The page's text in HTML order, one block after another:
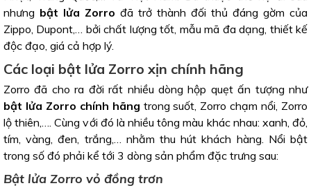
nhưng bật lửa Zorro đã trở thành đối thủ đáng gờm của
Zippo, Dupont,… bởi chất lượng tốt, mẫu mã đa dạng, thiết kế
độc đạo, giá cả hợp lý.
Các loại bật lửa Zorro xịn chính hãng
Zorro đã cho ra đời rất nhiều dòng hộp quẹt ấn tượng như
bật lửa Zorro chính hãng trong suốt, Zorro chạm nổi, Zorro
lộ thiên,…. Cùng với đó là nhiều tông màu khác nhau: xanh, đỏ,
tím, vàng, đen, trắng,… nhằm thu hút khách hàng. Nổi bật
trong số đó phải kể tới 3 dòng sản phẩm đặc trưng sau:
Bật lửa Zorro vỏ đồng trơn